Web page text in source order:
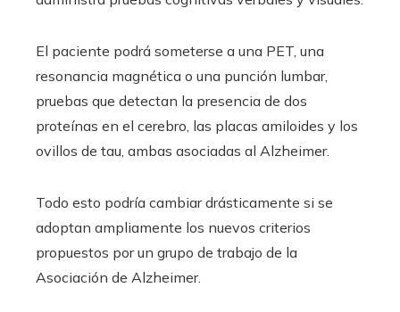
El paciente podrá someterse a una PET, una
resonancia magnética o una punción lumbar,
pruebas que detectan la presencia de dos
proteínas en el cerebro, las placas amiloides y los
ovillos de tau, ambas asociadas al Alzheimer.
Todo esto podría cambiar drásticamente si se
adoptan ampliamente los nuevos criterios
propuestos por un grupo de trabajo de la
Asociación de Alzheimer.